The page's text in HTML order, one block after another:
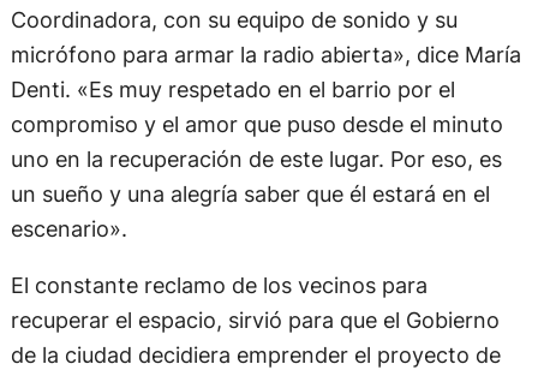
Coordinadora, con su equipo de sonido y su
micrófono para armar la radio abierta», dice María
Denti. «Es muy respetado en el barrio por el
compromiso y el amor que puso desde el minuto
uno en la recuperación de este lugar. Por eso, es
un sueño y una alegría saber que él estará en el
escenario».
El constante reclamo de los vecinos para
recuperar el espacio, sirvió para que el Gobierno
de la ciudad decidiera emprender el proyecto de